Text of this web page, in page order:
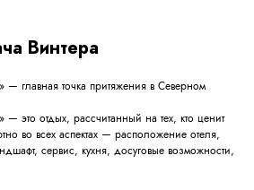
Винтера
— главная точка притяжения в Северном
— это отдых, рассчитанный на тех, кто ценит
во всех аспектах — расположение отеля,
сервис, кухня, досуговые возможности,